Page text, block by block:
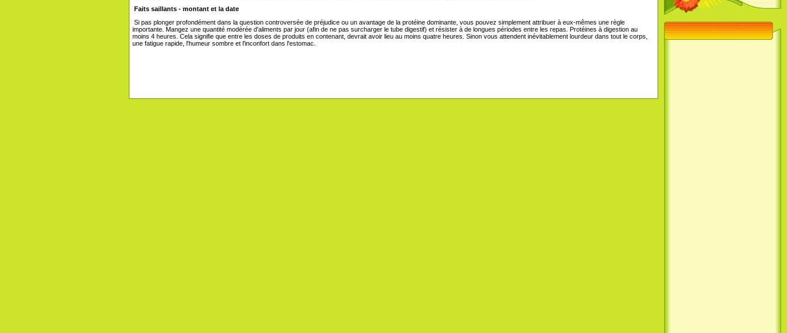
Faits saillants - montant et la date
Si pas plonger profondément dans la question controversée de préjudice ou un avantage de la protéine dominante, vous pouvez simplement attribuer à eux-mêmes une règle
importante. Mangez une quantité modérée d'aliments par jour (afin de ne pas surcharger le tube digestif) et résister à de longues périodes entre les repas. Protéines à digestion au
moins 4 heures. Cela signifie que entre les doses de produits en contenant, devrait avoir lieu au moins quatre heures. Sinon vous attendent inévitablement lourdeur dans tout le corps,
une fatigue rapide, l'humeur sombre et l'inconfort dans l'estomac.